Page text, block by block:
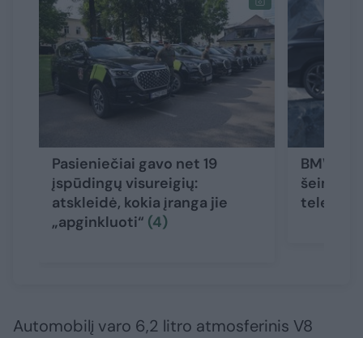
Pasieniečiai gavo net 19
įspūdingų visureigių:
atskleidė, kokia įranga jie
„apginkluoti“ (4)
BMW
Automobilį varo 6,2 litro atmosferinis V8